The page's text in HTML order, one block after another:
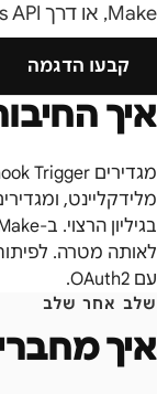
Make, או דרך Google Sheets API.
קבעו הדגמה
איך
עם OAuth2.
שלב אחר שלב
איך